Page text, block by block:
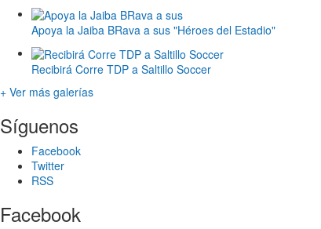
Apoya la Jaiba BRava a sus "Héroes del Estadio"
Recibirá Corre TDP a Saltillo Soccer
+ Ver más galerías
Síguenos
Facebook
Twitter
RSS
Facebook